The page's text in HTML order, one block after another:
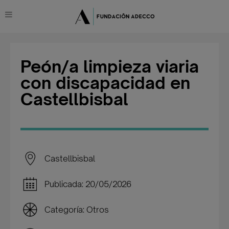
Peón/a limpieza viaria
con discapacidad en
Castellbisbal
Castellbisbal
Publicada: 20/05/2026
Categoría: Otros